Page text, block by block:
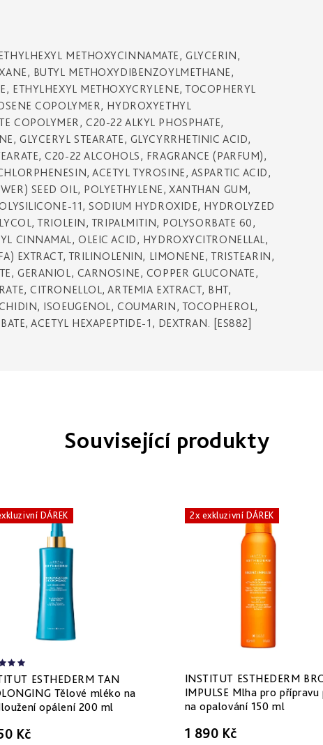
METHOXYCINNAMATE, GLYCERIN,
BUTYL METHOXYDIBENZOYLMETHANE,
ETHYLHEXYL METHOXYCRYLENE, TOCOPHERYL
COPOLYMER, HYDROXYETHYL
COPOLYMER, C20-22 ALKYL PHOSPHATE,
GLYCERYL STEARATE, GLYCYRRHETINIC ACID,
C20-22 ALCOHOLS, FRAGRANCE (PARFUM),
ACETYL TYROSINE, ASPARTIC ACID,
SEED OIL, POLYETHYLENE, XANTHAN GUM,
11, SODIUM HYDROXIDE, HYDROLYZED
TRIOLEIN, TRIPALMITIN, POLYSORBATE 60,
CINNAMAL, OLEIC ACID, HYDROXYCITRONELLAL,
EXTRACT, TRILINOLENIN, LIMONENE, TRISTEARIN,
GERANIOL, CARNOSINE, COPPER GLUCONATE,
CITRONELLOL, ARTEMIA EXTRACT, BHT,
ISOEUGENOL, COUMARIN, TOCOPHEROL,
ACETYL HEXAPEPTIDE-1, DEXTRAN. [ES882]
Související produkty
DÁREK
ESTHEDERM TAN
Tělové mléko na
opálení 200 ml
Kč
2x exkluzivní DÁREK
INSTITUT ESTHEDERM
IMPULSE Mlha pro
na opalování 150 ml
1 890 Kč